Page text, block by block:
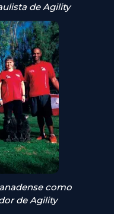
de Agility
como
de Agility